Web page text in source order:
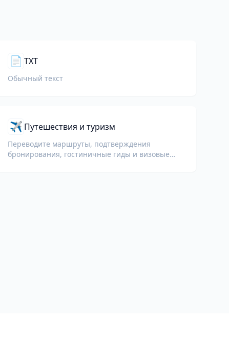
📄 TXT
Обычный текст
✈️ Путешествия и туризм
Переводите маршруты, подтверждения
бронирования, гостиничные гиды и визовые